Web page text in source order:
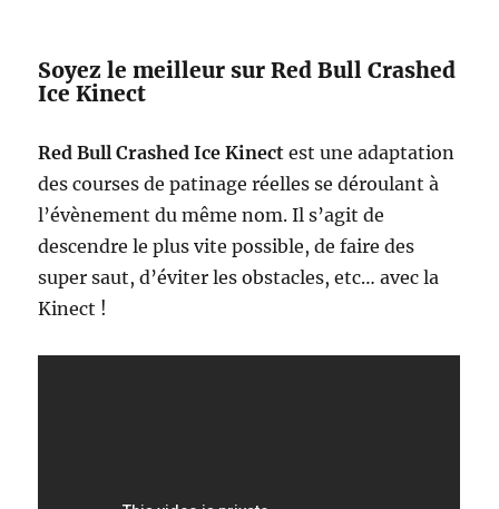
Soyez le meilleur sur Red Bull Crashed
Ice Kinect
Red Bull Crashed Ice Kinect est une adaptation
des courses de patinage réelles se déroulant à
l’évènement du même nom. Il s’agit de
descendre le plus vite possible, de faire des
super saut, d’éviter les obstacles, etc… avec la
Kinect !